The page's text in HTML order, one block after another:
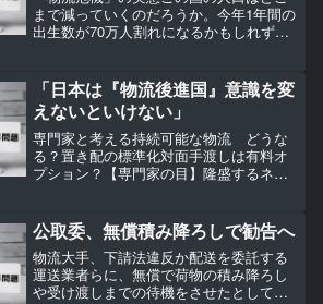
まで減っていくのだろうか。今年1年間の
出生数が70万人割れになるかもしれず、
や銀行が消える「未来」そんな衝撃的な
現実を前にしても...
「日本は『物流後進国』意識を変
えないといけない」
専門家と考える持続可能な物流 どうな
る？置き配の標準化対面手渡しは有料オ
プション？【専門家の目】隆盛するネッ
対策もしなければ5年後、荷物の3割が届
かなくなるかもしれませ...
公取委、無償積み降ろしで勧告へ
物流大手、下請法違反か配送を委託する
運送業者らに、無償で荷物の積み降ろし
や受け渡しまでの待機をさせたとして、